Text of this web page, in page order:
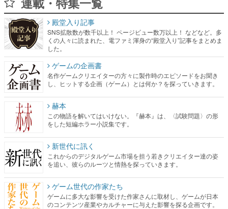
殿堂入り記事
SNS拡散数が数千以上！ ページビュー数万以上！ などなど。多
くの人々に読まれた、電ファミ渾身の“殿堂入り”記事をまとめま
した。
ゲームの企画書
名作ゲームクリエイターの方々に製作時のエピソードをお聞き
し、ヒットする企画（ゲーム）とは何か？を探っていきます。
赫本
この物語を解いてはいけない。『赫本』は、〈試験問題〉の形
をした短編ホラー小説集です。
新世代に訊く
これからのデジタルゲーム市場を担う若きクリエイター達の姿
を追い、彼らのルーツと情熱を探っていきます。
ゲーム世代の作家たち
ゲームに多大な影響を受けた作家さんに取材し、ゲームが日本
のコンテンツ産業やカルチャーに与えた影響を探る企画です。